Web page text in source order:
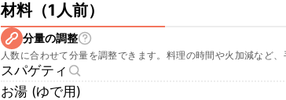
材料（1人前）
分量の調整
人数に合わせて分量を調整できます。料理の時間や火加減など
スパゲティ
お湯 (ゆで用)